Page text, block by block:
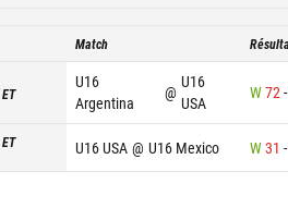
Match
ET
U16
Argentina
@
U16
USA
W72-
ET U16 USA @ U16 Mexico W31 -